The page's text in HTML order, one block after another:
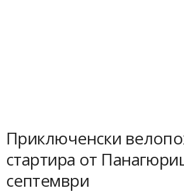
Приключенски
стартира от
септември